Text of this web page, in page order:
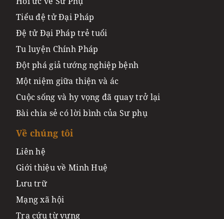
Tiểu đệ tử Đại Pháp
Đệ tử Đại Pháp trẻ tuổi
Tu luyện Chính Pháp
Đột phá giả tướng nghiệp bệnh
Một niệm giữa thiện và ác
Cuộc sống và hy vọng đã quay trở lại
Bài chia sẻ có lời bình của Sư phụ
Về chúng tôi
Liên hệ
Giới thiệu về Minh Huệ
Lưu trữ
Mạng xã hội
Tra cứu từ vựng